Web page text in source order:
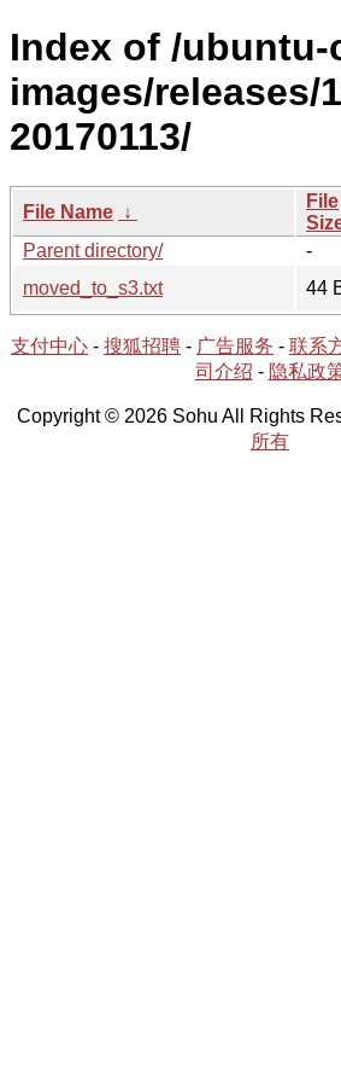
Index of /ubuntu-
images/releases/
20170113/
File Name ↓
File
Parent directory/
-
moved_to_s3.txt
44
支付中心 - 搜狐招聘 - 广告服务 - 联系
司介绍 - 隐私政
Copyright © 2026 Sohu All Rights
所有